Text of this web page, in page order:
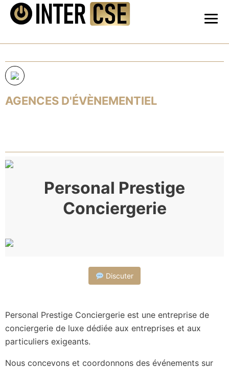
AGENCES D'ÉVÈNEMENTIEL
Personal Prestige
Conciergerie
Discuter
Personal Prestige Conciergerie est une entreprise de
conciergerie de luxe dédiée aux entreprises et aux
particuliers exigeants.
Nous concevons et coordonnons des événements sur